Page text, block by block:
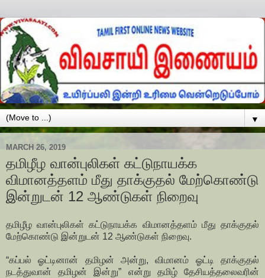
▼
MARCH 26, 2019
தமிழீழ வான்புலிகள் கட்டுநாயக்க
விமானத்தளம் மீது தாக்குதல் மேற்கொண்டு
இன்றுடன் 12 ஆண்டுகள் நிறைவு
தமிழீழ வான்புலிகள் கட்டுநாயக்க விமானத்தளம் மீது தாக்குதல்
மேற்கொண்டு இன்றுடன் 12 ஆண்டுகள் நிறைவு.
“கப்பல் ஓட்டினான் தமிழன் அன்று, விமானம் ஓட்டி தாக்குதல்
நடத்துவான் தமிழன் இன்று” என்று தமிழ் தேசியத்தலைவரின்